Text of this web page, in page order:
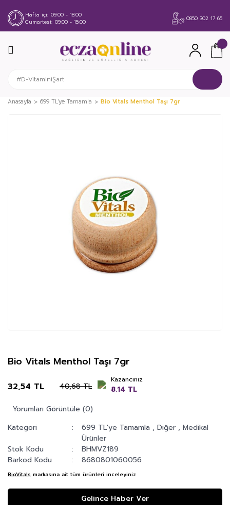
Hafta içi 09:00 - 18:00
Cumartesi 09:00 - 15:00 0850 302 17 65
Anasayfa 699 TL'ye Tamamla Bio Vitals Menthol Taşı 7gr
Bio Vitals Menthol Taşı 7gr
32,54 TL 40,68 TL
Kazancınız
8.14 TL
Yorumları Görüntüle (0)
Kategori
699 TL'ye Tamamla ,Diğer ,Medikal
Ürünler
Stok Kodu
BHMVZ189
Barkod Kodu
8680801060056
BioVitals markasına ait tüm ürünleri inceleyiniz
Gelince Haber Ver